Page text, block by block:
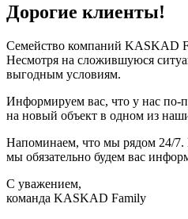
Дорогие клиенты!
Семейство компаний KASKAD
Несмотря на сложившуюся
выгодным условиям.
Информируем вас, что у нас по-
на новый объект в одном из
Напоминаем, что мы рядом 24/7.
мы обязательно будем вас
С уважением,
команда KASKAD Family